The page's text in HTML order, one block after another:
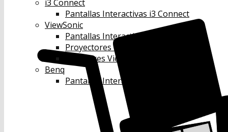
i3 Connect
Pantallas Interactivas i3 Connect
ViewSonic
Pantallas Interactivas Viewsonic
Proyectores Viewsonic
Monitores Viewsonic
Benq
Pantallas Interactivas Benq